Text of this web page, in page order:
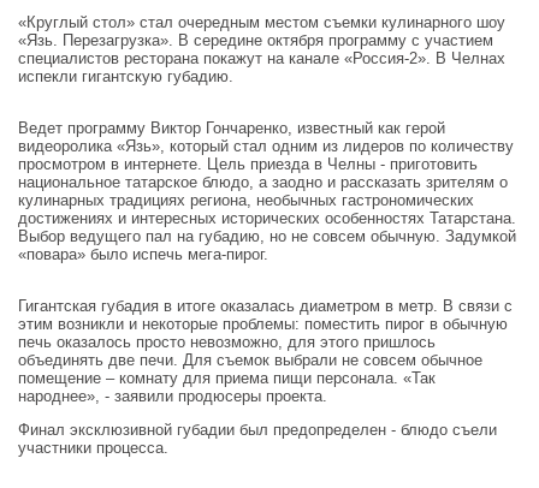
«Круглый стол» стал очередным местом съемки кулинарного шоу
«Язь. Перезагрузка». В середине октября программу с участием
специалистов ресторана покажут на канале «Россия-2». В Челнах
испекли гигантскую губадию.
Ведет программу Виктор Гончаренко, известный как герой
видеоролика «Язь», который стал одним из лидеров по количеству
просмотром в интернете. Цель приезда в Челны - приготовить
национальное татарское блюдо, а заодно и рассказать зрителям о
кулинарных традициях региона, необычных гастрономических
достижениях и интересных исторических особенностях Татарстана.
Выбор ведущего пал на губадию, но не совсем обычную. Задумкой
«повара» было испечь мега-пирог.
Гигантская губадия в итоге оказалась диаметром в метр. В связи с
этим возникли и некоторые проблемы: поместить пирог в обычную
печь оказалось просто невозможно, для этого пришлось
объединять две печи. Для съемок выбрали не совсем обычное
помещение – комнату для приема пищи персонала. «Так
народнее», - заявили продюсеры проекта.
Финал эксклюзивной губадии был предопределен - блюдо съели
участники процесса.